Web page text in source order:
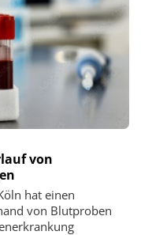
von
hat einen
von Blutproben